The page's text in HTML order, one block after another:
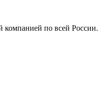
компанией по всей России.